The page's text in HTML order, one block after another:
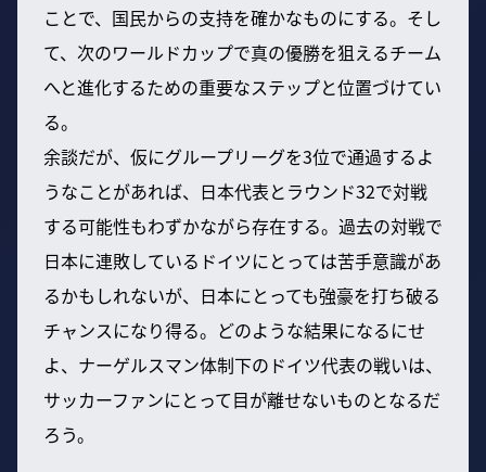
ことで、国民からの支持を確かなものにする。そし
て、次のワールドカップで真の優勝を狙えるチーム
へと進化するための重要なステップと位置づけてい
る。
余談だが、仮にグループリーグを3位で通過するよ
うなことがあれば、日本代表とラウンド32で対戦
する可能性もわずかながら存在する。過去の対戦で
日本に連敗しているドイツにとっては苦手意識があ
るかもしれないが、日本にとっても強豪を打ち破る
チャンスになり得る。どのような結果になるにせ
よ、ナーゲルスマン体制下のドイツ代表の戦いは、
サッカーファンにとって目が離せないものとなるだ
ろう。